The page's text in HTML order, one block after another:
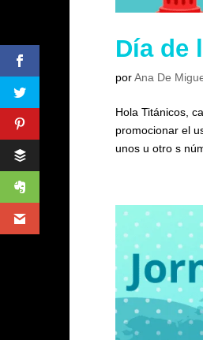
Día de
porAna De
Hola Titánicos,
promocionar el
unos u otro s